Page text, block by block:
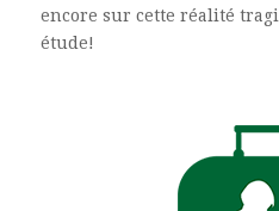
encore sur cette réalité
étude!